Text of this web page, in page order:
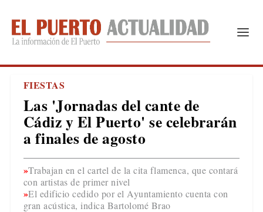
FIESTAS
Las 'Jornadas del cante de
Cádiz y El Puerto' se celebrarán
a finales de agosto
Trabajan en el cartel de la cita flamenca, que contará
con artistas de primer nivel
El edificio cedido por el Ayuntamiento cuenta con
gran acústica, indica Bartolomé Brao